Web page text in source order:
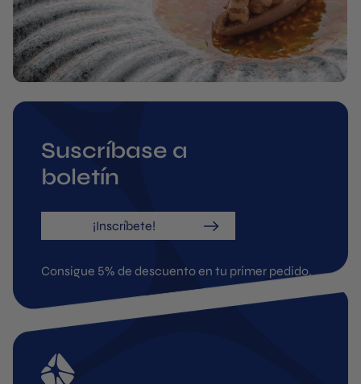
Suscríbase a
boletín
¡Inscríbete!
Consigue 5% de descuento en tu primer pedido.